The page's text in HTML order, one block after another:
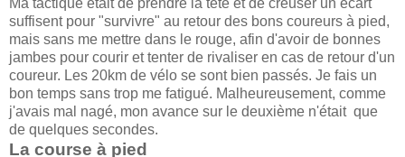
suffisent pour "survivre" au retour des bons coureurs à pied,
mais sans me mettre dans le rouge, afin d'avoir de bonnes
jambes pour courir et tenter de rivaliser en cas de retour d'un
coureur. Les 20km de vélo se sont bien passés. Je fais un
bon temps sans trop me fatigué. Malheureusement, comme
j'avais mal nagé, mon avance sur le deuxième n'était que
de quelques secondes.
La course à pied